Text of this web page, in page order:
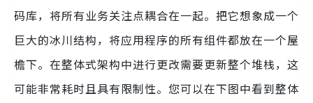
码库，将所有业务关注点耦合在一起。把它想象成一个
巨大的冰川结构，将应用程序的所有组件都放在一个屋
檐下。在整体式架构中进行更改需要更新整个堆栈，这
可能非常耗时且具有限制性。您可以在下图中看到整体